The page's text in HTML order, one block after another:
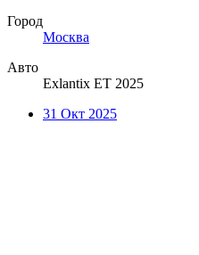
Город
Москва
Авто
Exlantix ET 2025
31 Окт 2025